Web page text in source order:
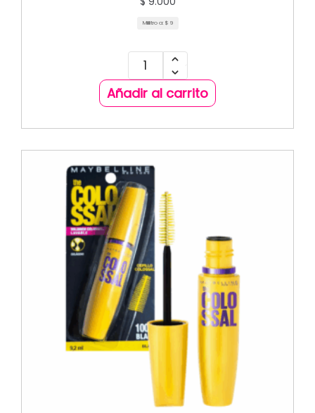
Mililitro a: $ 9
Añadir al carrito